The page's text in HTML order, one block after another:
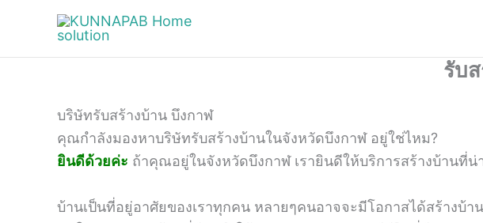
content
รับ
บริษัทรับสร้างบ้าน บึงกาฬ
คุณกำลังมองหาบริษัทรับสร้างบ้านในจังหวัดบึงกาฬ อยู่ใช่ไหม?
ยินดีด้วยค่ะ ถ้าคุณอยู่ในจังหวัดบึงกาฬ เรายินดีให้บริการสร้างบ้านที่
บ้านเป็นที่อยู่อาศัยของเราทุกคน หลายๆคนอาจจะมีโอกาสได้สร้างบ้